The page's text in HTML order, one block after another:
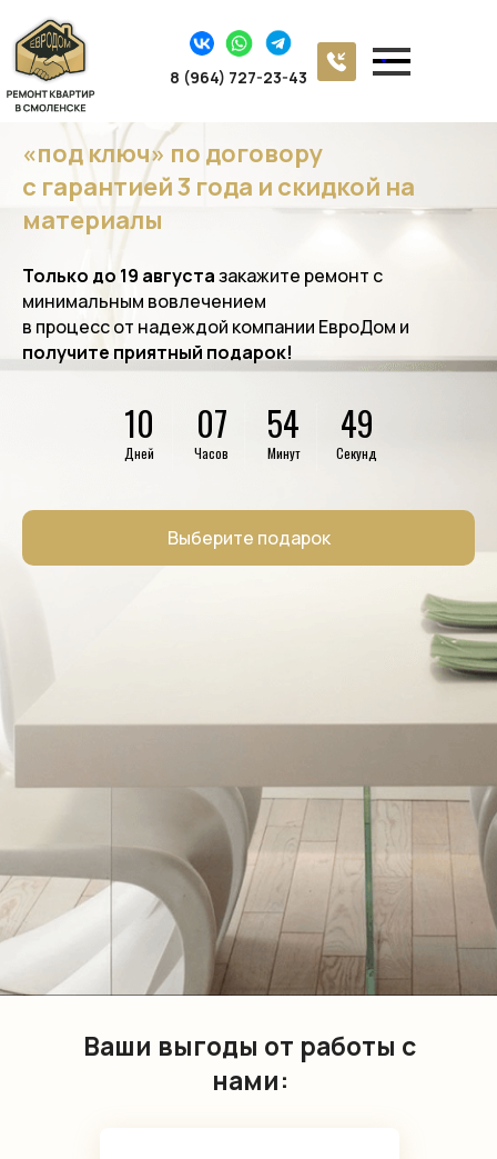
8 (964) 727-23-43
Ремонт 3 комнатной квартиры в
Смоленске
«под ключ» по договору
с гарантией 3 года и скидкой на
материалы
Только до 19 августазакажите ремонт с
минимальным вовлечением
в процесс от надеждой компании ЕвроДом и
получите приятный подарок!
10
Дней
07
Часов
54
Минут
47
Секунд
Выберите подарок
Ваши выгоды от работы с
нами: